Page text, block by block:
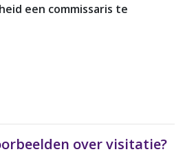
een commissaris te
over visitatie?